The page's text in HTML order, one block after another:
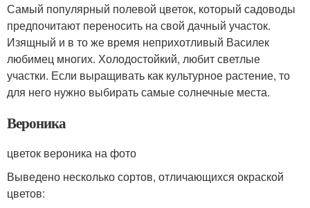
Самый популярный полевой цветок, который садоводы
предпочитают переносить на свой дачный участок.
Изящный и в то же время неприхотливый Василек
любимец многих. Холодостойкий, любит светлые
участки. Если выращивать как культурное растение, то
для него нужно выбирать самые солнечные места.
Вероника
цветок вероника на фото
Выведено несколько сортов, отличающихся окраской
цветов: